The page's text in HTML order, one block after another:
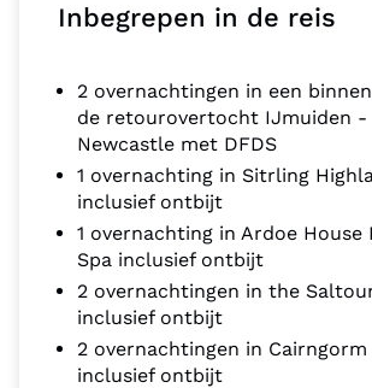
Inbegrepen in de reis
2 overnachtingen in een
de retourovertocht IJmuiden -
Newcastle met DFDS
1 overnachting in Sitrling
inclusief ontbijt
1 overnachting in Ardoe House
Spa inclusief ontbijt
2 overnachtingen in the
inclusief ontbijt
2 overnachtingen in
inclusief ontbijt